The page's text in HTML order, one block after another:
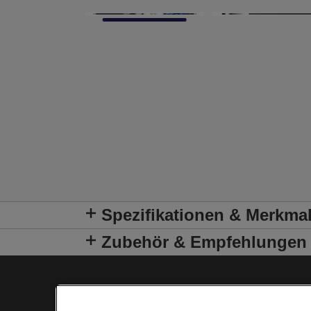
Spezifikationen &
Zubehör & Empfehlungen